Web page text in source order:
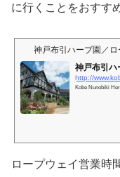
に行くことをおすす
神戸布引ハーブ園／
神戸布引ハ
http://
Kobe Nunobiki
ロープウェイ営業